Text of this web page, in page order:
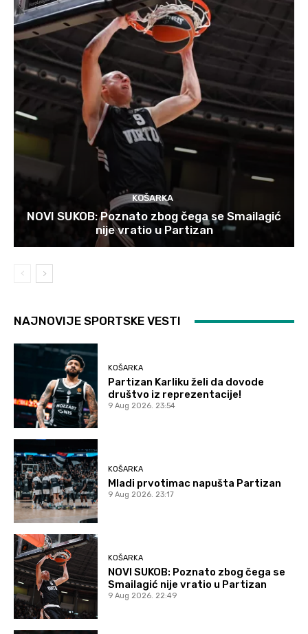
KOŠARKA
NOVI SUKOB: Poznato zbog čega se Smailagić
nije vratio u Partizan
NAJNOVIJE SPORTSKE VESTI
KOŠARKA
Partizan Karliku želi da dovode
društvo iz reprezentacije!
9 Aug 2026. 23:54
KOŠARKA
Mladi prvotimac napušta Partizan
9 Aug 2026. 23:17
KOŠARKA
NOVI SUKOB: Poznato zbog čega se
Smailagić nije vratio u Partizan
9 Aug 2026. 22:49